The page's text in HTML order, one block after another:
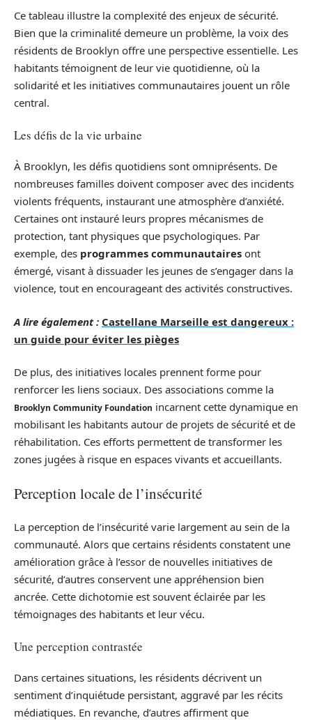
Ce tableau illustre la complexité des enjeux de sécurité.
Bien que la criminalité demeure un problème, la voix des
résidents de Brooklyn offre une perspective essentielle. Les
habitants témoignent de leur vie quotidienne, où la
solidarité et les initiatives communautaires jouent un rôle
central.
Les défis de la vie urbaine
À Brooklyn, les défis quotidiens sont omniprésents. De
nombreuses familles doivent composer avec des incidents
violents fréquents, instaurant une atmosphère d’anxiété.
Certaines ont instauré leurs propres mécanismes de
protection, tant physiques que psychologiques. Par
exemple, des programmes communautaires ont
émergé, visant à dissuader les jeunes de s’engager dans la
violence, tout en encourageant des activités constructives.
A lire également : Castellane Marseille est dangereux :
un guide pour éviter les pièges
De plus, des initiatives locales prennent forme pour
renforcer les liens sociaux. Des associations comme la
Brooklyn Community Foundation incarnent cette dynamique en
mobilisant les habitants autour de projets de sécurité et de
réhabilitation. Ces efforts permettent de transformer les
zones jugées à risque en espaces vivants et accueillants.
Perception locale de l’insécurité
La perception de l’insécurité varie largement au sein de la
communauté. Alors que certains résidents constatent une
amélioration grâce à l’essor de nouvelles initiatives de
sécurité, d’autres conservent une appréhension bien
ancrée. Cette dichotomie est souvent éclairée par les
témoignages des habitants et leur vécu.
Une perception contrastée
Dans certaines situations, les résidents décrivent un
sentiment d’inquiétude persistant, aggravé par les récits
médiatiques. En revanche, d’autres affirment que